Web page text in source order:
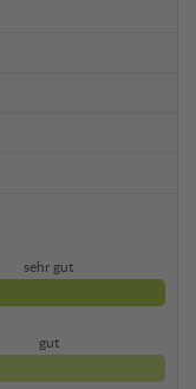
sehr gut
gut